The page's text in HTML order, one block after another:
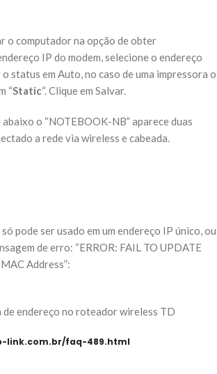
o computador na opção de obter
IP do modem, selecione o endereço
status em Auto, no caso de uma impressora o
“Static“. Clique em Salvar.
o “NOTEBOOK-NB” aparece duas
a rede via wireless e cabeada.
pode ser usado em um endereço IP único, ou
de erro: “ERROR: FAIL TO UPDATE
Address”:
endereço no roteador wireless TD
link.com.br/faq-489.html